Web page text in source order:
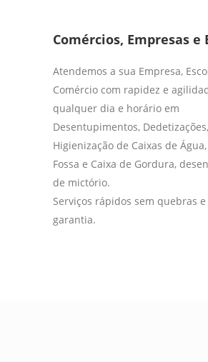
Comércios, Empresas e
Atendemos a sua Empresa,
Comércio com rapidez e
qualquer dia e horário em
Desentupimentos,
Higienização de Caixas de
Fossa e Caixa de Gordura,
de mictório.
Serviços rápidos sem quebras e
garantia.